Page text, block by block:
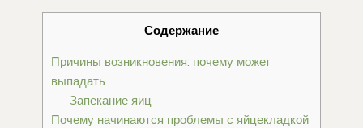
Содержание
Причины возникновения: почему может
выпадать
Запекание яиц
Почему начинаются проблемы с яйцекладкой